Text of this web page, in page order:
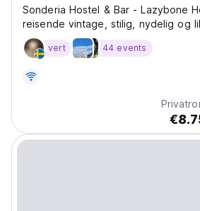
Sonderia Hostel & Bar - Lazybone
reisende vintage, stilig, nydelig og
overnattingsopplevelse av høy
vert 44 events